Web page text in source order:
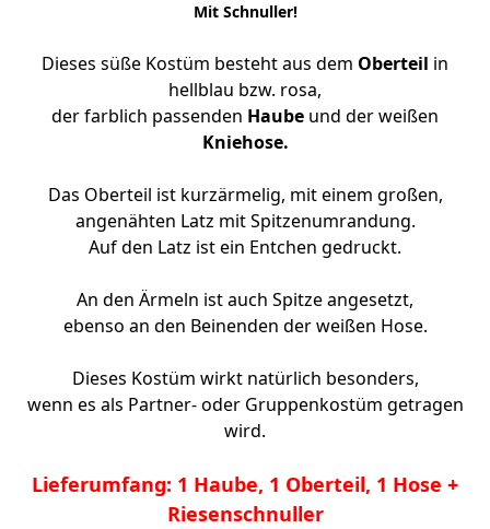
Mit Schnuller!
Dieses süße Kostüm besteht aus dem Oberteil in
hellblau bzw. rosa,
der farblich passenden Haube und der weißen
Kniehose.
Das Oberteil ist kurzärmelig, mit einem großen,
angenähten Latz mit Spitzenumrandung.
Auf den Latz ist ein Entchen gedruckt.
An den Ärmeln ist auch Spitze angesetzt,
ebenso an den Beinenden der weißen Hose.
Dieses Kostüm wirkt natürlich besonders,
wenn es als Partner- oder Gruppenkostüm getragen
wird.
Lieferumfang: 1 Haube, 1 Oberteil, 1 Hose +
Riesenschnuller